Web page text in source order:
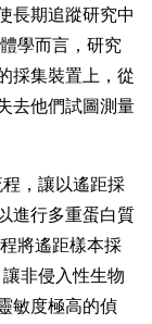
長期追蹤研究中
學而言，研究
採集裝置上，從
去他們試圖測量
，讓以遙距採
進行多重蛋白質
將遙距樣本採
非侵入性生物
敏度極高的偵